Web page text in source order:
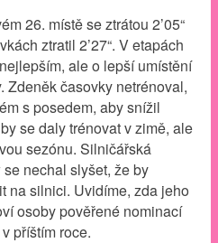
26. místě se ztrátou 2’05“
ztratil 2’27“. V etapách
ale o lepší umístění
Zdeněk časovky netrénoval,
s posedem, aby snížil
se daly trénovat v zimě, ale
sezónu. Silničářská
nechal slyšet, že by
na silnici. Uvidíme, zda jeho
osoby pověřené nominací
příštím roce.